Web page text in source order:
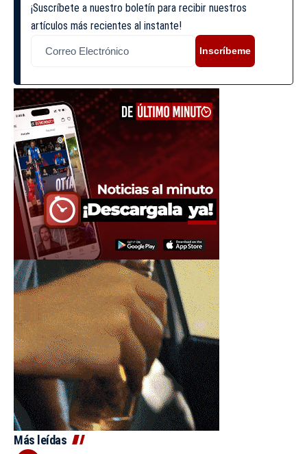
¡Suscríbete a nuestro boletín para recibir nuestros
artículos más recientes al instante!
Inscríbeme
Más leídas